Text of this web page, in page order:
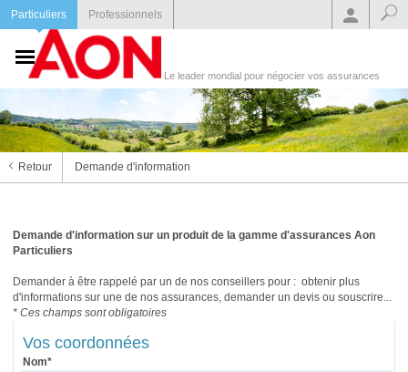
Particuliers Professionnels
Le leader mondial pour négocier vos assurances
Retour Demande d'information
Demande d'information sur un produit de la gamme d'assurances Aon
Particuliers
Demander à être rappelé par un de nos conseillers pour : obtenir plus
d'informations sur une de nos assurances, demander un devis ou souscrire...
* Ces champs sont obligatoires
Vos coordonnées
Nom*